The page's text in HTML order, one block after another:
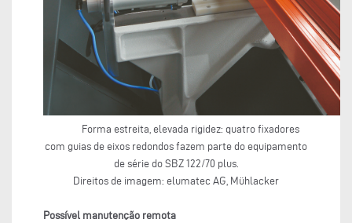
Forma estreita, elevada rigidez: quatro fixadores
com guias de eixos redondos fazem parte do equipamento
de série do SBZ 122/70 plus.
Direitos de imagem: elumatec AG, Mühlacker
Possível manutenção remota